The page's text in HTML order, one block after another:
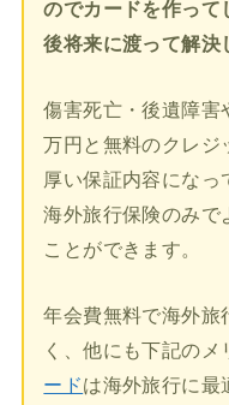
のでカードを作って
後将来に渡って解決
傷害死亡・後遺障害
万円と無料のクレジ
厚い保証内容になっ
海外旅行保険のみで
ことができます。
年会費無料で海外旅
く、他にも下記のメ
ードは海外旅行に最